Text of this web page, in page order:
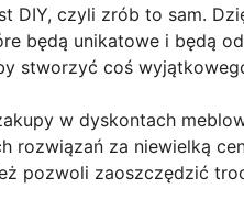
DIY, czyli zrób to sam.
będą unikatowe i będą
stworzyć coś
w dyskontach
rozwiązań za niewielką
pozwoli zaoszczędzić